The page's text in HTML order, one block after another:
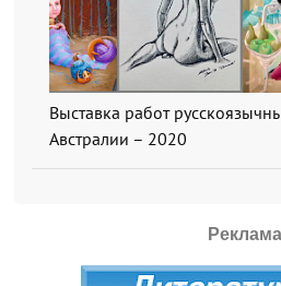
Выставка работ
Австралии – 2020
Реклама